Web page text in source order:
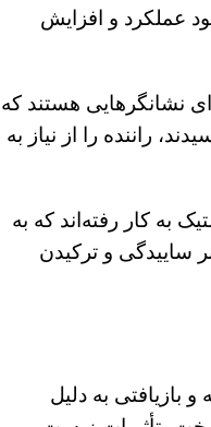
عملکرد و افزایش
نشانگرهایی هستند که
راننده را از نیاز به
به کار رفته‌اند که به
ساییدگی و ترکیدن
بازیافتی به دلیل